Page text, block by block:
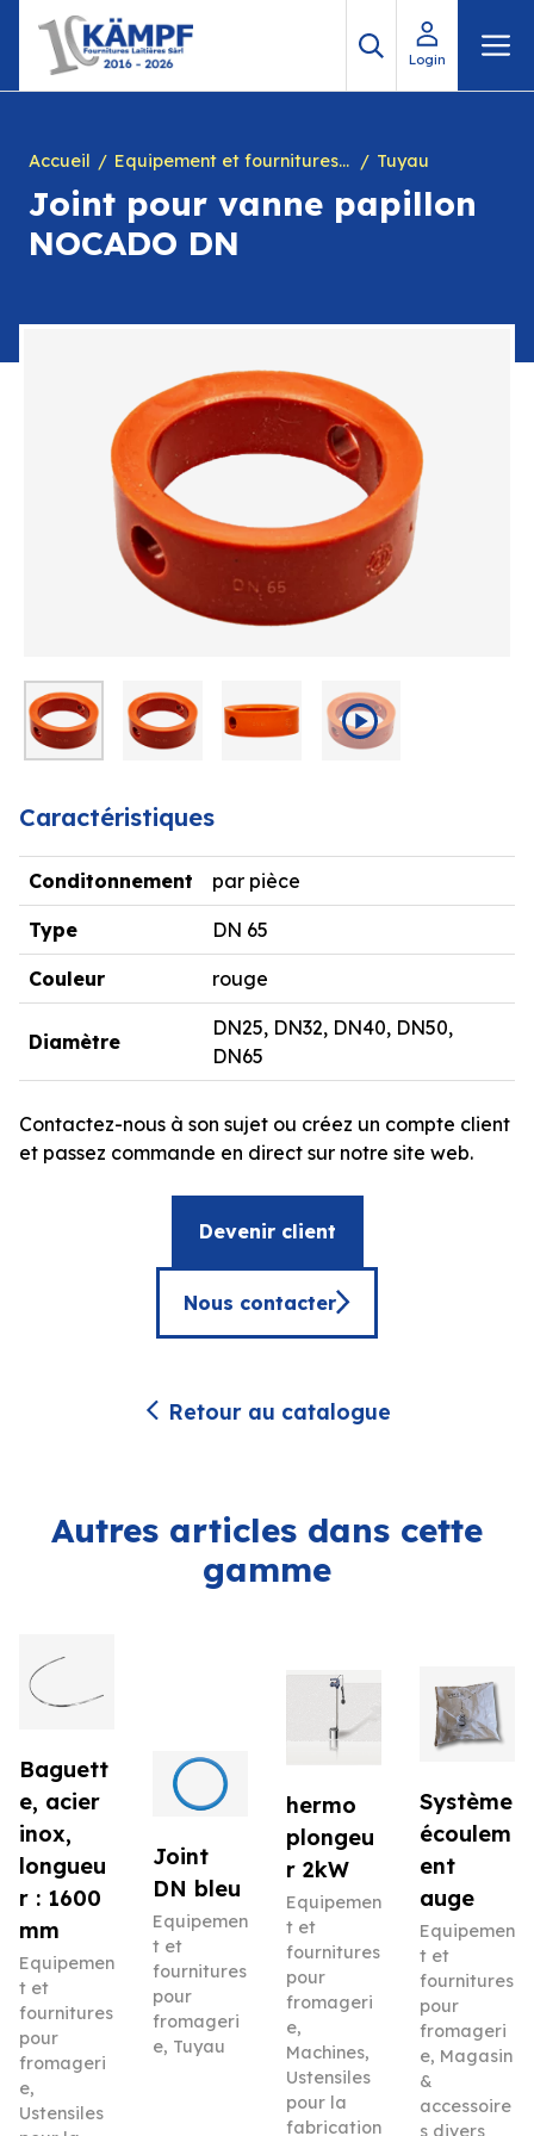
contenu
Login
Accueil Equipement et fournitures pour fromagerie Tuyau
Joint pour vanne papillon
NOCADO DN
Caractéristiques
Conditonnement par pièce
Type DN 65
Couleur rouge
Diamètre
DN25, DN32, DN40, DN50,
DN65
Contactez-nous à son sujet ou créez un compte client
et passez commande en direct sur notre site web.
Devenir client
Nous contacter
Retour au catalogue
Autres articles dans cette
gamme
Baguett
e, acier
inox,
longueu
r : 1600
mm
Equipemen
t et
fournitures
pour
fromageri
e,
Ustensiles
Joint
DN bleu
Equipemen
t et
fournitures
pour
fromageri
e, Tuyau
hermo
plongeu
r 2kW
Equipemen
t et
fournitures
pour
fromageri
e,
Machines,
Ustensiles
pour la
fabrication
Système
écoulem
ent
auge
Equipemen
t et
fournitures
pour
fromageri
e, Magasin
&
accessoire
s divers